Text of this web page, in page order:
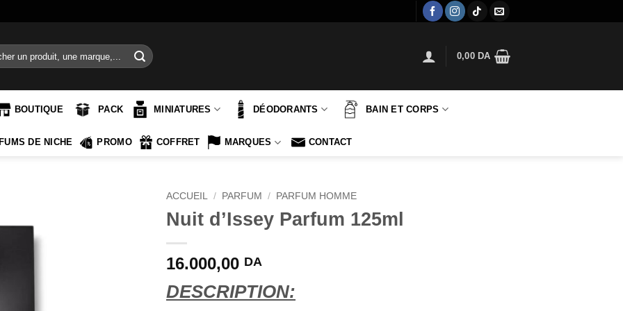
0,00 DA
BOUTIQUE PACK MINIATURES DÉODORANTS BAIN ET CORPS
DE NICHE PROMO COFFRET MARQUES CONTACT
ACCUEIL / PARFUM / PARFUM HOMME
Nuit d’Issey Parfum 125ml
16.000,00 DA
DESCRIPTION: